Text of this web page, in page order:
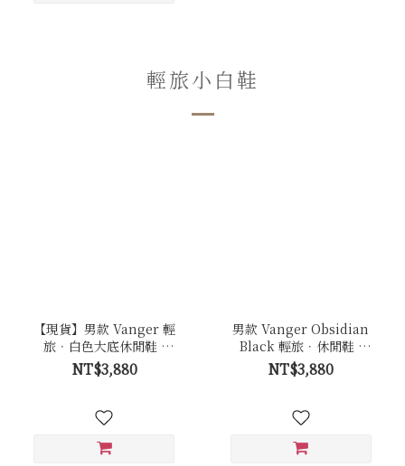
輕旅小白鞋
【現貨】男款 Vanger 輕
旅．白色大底休閒鞋 -
Va281白
NT$3,880
男款 Vanger Obsidian
Black 輕旅．休閒鞋 -
Va281曜石黑(黑底)
NT$3,880